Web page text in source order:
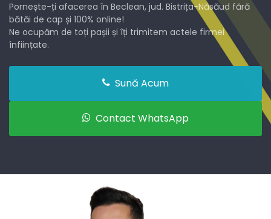
Pornește-ți afacerea în Beclean, jud. Bistrița-Năsăud fără
bătăi de cap și 100% online!
Ne ocupăm de toți pașii și îți trimitem actele firmei
înființate.
Sună Acum
Contact WhatsApp